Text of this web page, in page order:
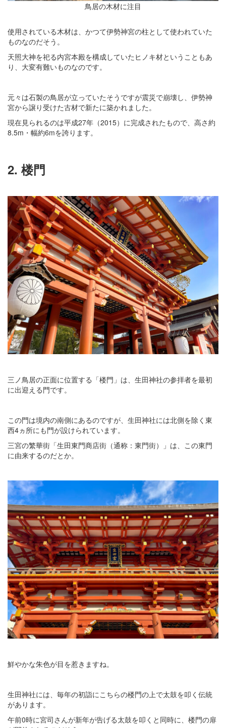
鳥居の木材に注目
使用されている木材は、かつて伊勢神宮の柱として使われていた
ものなのだそう。
天照大神を祀る内宮本殿を構成していたヒノキ材ということもあ
り、大変有難いものなのです。
元々は石製の鳥居が立っていたそうですが震災で崩壊し、伊勢神
宮から譲り受けた古材で新たに築かれました。
現在見られるのは平成27年（2015）に完成されたもので、高さ約
8.5m・幅約6mを誇ります。
2. 楼門
三ノ鳥居の正面に位置する「楼門」は、生田神社の参拝者を最初
に出迎える門です。
この門は境内の南側にあるのですが、生田神社には北側を除く東
西4ヵ所にも門が設けられています。
三宮の繁華街「生田東門商店街（通称：東門街）」は、この東門
に由来するのだとか。
鮮やかな朱色が目を惹きますね。
生田神社には、毎年の初詣にこちらの楼門の上で太鼓を叩く伝統
があります。
午前0時に宮司さんが新年が告げる太鼓を叩くと同時に、楼門の扉